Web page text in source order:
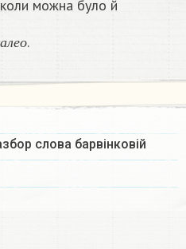
можна було й
ал е о .​
слова барвінковій